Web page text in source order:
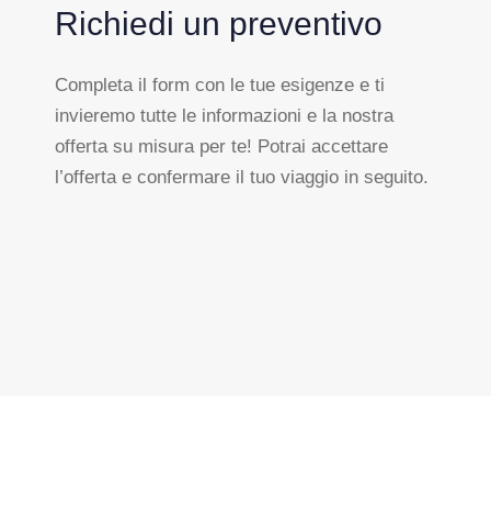
Richiedi un preventivo
Completa il form con le tue esigenze e ti
invieremo tutte le informazioni e la nostra
offerta su misura per te! Potrai accettare
l’offerta e confermare il tuo viaggio in seguito.